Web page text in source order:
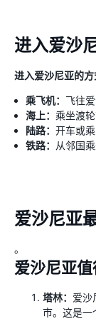
进入爱沙
进入爱沙尼亚的方
乘飞机： 飞往
海上： 乘坐渡
陆路： 开车或
铁路：
从邻国
爱沙尼亚
。
爱沙尼亚
塔林： 爱沙
市。这是一